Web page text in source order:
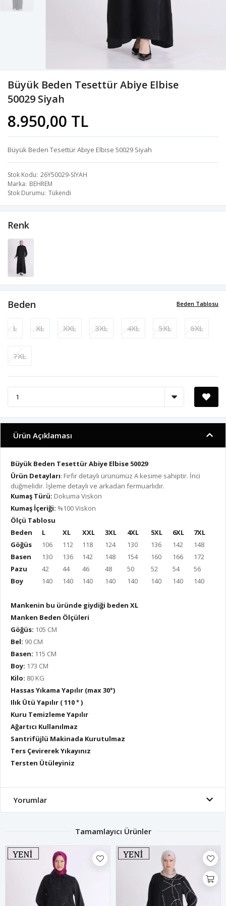
Büyük Beden Tesettür Abiye Elbise
50029 Siyah
8.950,00 TL
Büyük Beden Tesettür Abiye Elbise 50029 Siyah
Stok Kodu 26Y50029-SİYAH
Marka BEHREM
Stok Durumu Tükendi
Renk
Beden Tablosu
Beden
L XL XXL 3XL 4XL 5XL 6XL
7XL
Ürün Açıklaması
Büyük Beden Tesettür Abiye Elbise 50029
Ürün Detayları: Fırfır detaylı ürünümüz A kesime sahiptir. İnci
düğmelidir. İşleme detaylı ve arkadan fermuarlıdır.
Kumaş Türü: Dokuma Viskon
Kumaş İçeriği: %100 Viskon
Ölçü Tablosu
Beden
L XL XXL 3XL 4XL 5XL 6XL
7XL
Göğüs
106 112 118 124 130 136 142
148
Basen
130 136 142 148 154 160 166
172
Pazu
42 44 46 48 50 52 54
56
Boy
140 140 140 140 140 140 140 140
Mankenin bu üründe giydiği beden XL
Manken Beden Ölçüleri
Göğüs: 105 CM
Bel: 90 CM
Basen: 115 CM
Boy: 173 CM
Kilo: 80 KG
Hassas Yıkama Yapılır (max 30°)
Ilık Ütü Yapılır ( 110 ° )
Kuru Temizleme Yapılır
Ağartıcı Kullanılmaz
Santrifüjlü Makinada Kurutulmaz
Ters Çevirerek Yıkayınız
Tersten Ütüleyiniz
Yorumlar
Tamamlayıcı Ürünler